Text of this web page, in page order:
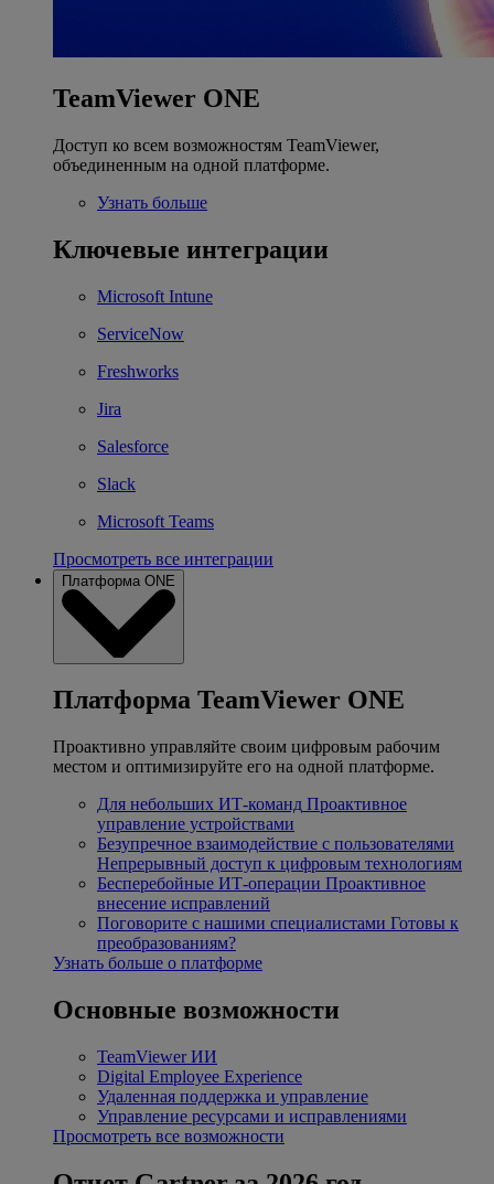
TeamViewer ONE
Доступ ко всем возможностям TeamViewer,
объединенным на одной платформе.
Узнать больше
Ключевые интеграции
Microsoft Intune
ServiceNow
Freshworks
Jira
Salesforce
Slack
Microsoft Teams
Просмотреть все интеграции
Платформа ONE
Платформа TeamViewer ONE
Проактивно управляйте своим цифровым рабочим
местом и оптимизируйте его на одной платформе.
Для небольших ИТ-команд Проактивное
управление устройствами
Безупречное взаимодействие с пользователями
Непрерывный доступ к цифровым технологиям
Бесперебойные ИТ-операции Проактивное
внесение исправлений
Поговорите с нашими специалистами Готовы к
преобразованиям?
Узнать больше о платформе
Основные возможности
TeamViewer ИИ
Digital Employee Experience
Удаленная поддержка и управление
Управление ресурсами и исправлениями
Просмотреть все возможности